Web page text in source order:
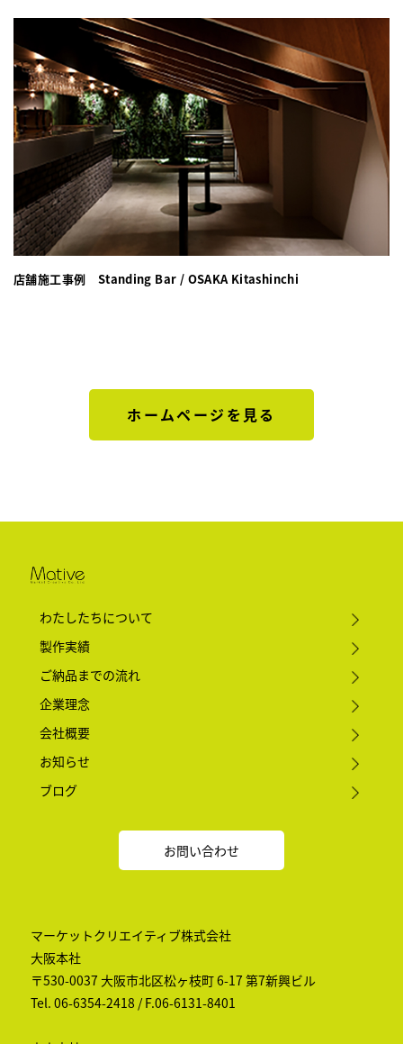
店舗施工事例 Standing Bar / OSAKA Kitashinchi
ホームページを見る
わたしたちについて
製作実績
ご納品までの流れ
企業理念
会社概要
お知らせ
ブログ
お問い合わせ
マーケットクリエイティブ株式会社
大阪本社
〒530-0037 大阪市北区松ヶ枝町 6-17 第7新興ビル
Tel. 06-6354-2418 / F.06-6131-8401